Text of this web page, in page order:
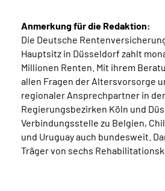
Anmerkung für die Redaktion:
Die Deutsche
Hauptsitz in Düsseldorf zahlt
Millionen Renten. Mit ihrem
allen Fragen der Altersvorsorge
regionaler Ansprechpartner in
Regierungsbezirken Köln und
Verbindungsstelle zu Belgien,
und Uruguay auch bundesweit.
Träger von sechs